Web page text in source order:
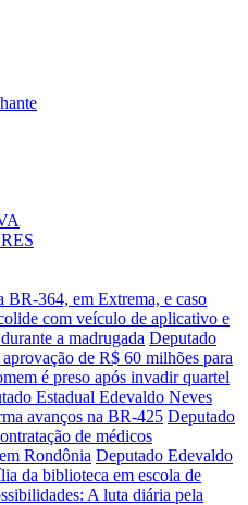
BR-364, em Extrema, e caso
com veículo de aplicativo e
a madrugada Deputado
de R$ 60 milhões para
é preso após invadir quartel
Estadual Edevaldo Neves
avanços na BR-425 Deputado
de médicos
Rondônia Deputado Edevaldo
da biblioteca em escola de
A luta diária pela